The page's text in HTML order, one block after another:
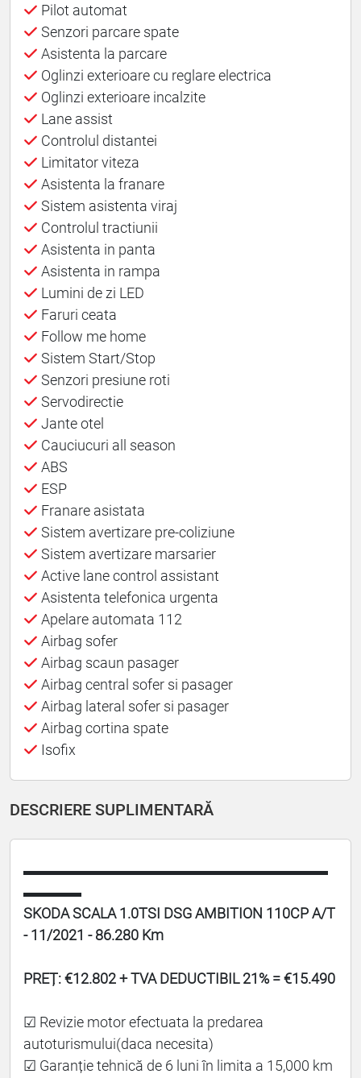
Pilot automat
Senzori parcare spate
Asistenta la parcare
Oglinzi exterioare cu reglare electrica
Oglinzi exterioare incalzite
Lane assist
Controlul distantei
Limitator viteza
Asistenta la franare
Sistem asistenta viraj
Controlul tractiunii
Asistenta in panta
Asistenta in rampa
Lumini de zi LED
Faruri ceata
Follow me home
Sistem Start/Stop
Senzori presiune roti
Servodirectie
Jante otel
Cauciucuri all season
ABS
ESP
Franare asistata
Sistem avertizare pre-coliziune
Sistem avertizare marsarier
Active lane control assistant
Asistenta telefonica urgenta
Apelare automata 112
Airbag sofer
Airbag scaun pasager
Airbag central sofer si pasager
Airbag lateral sofer si pasager
Airbag cortina spate
Isofix
DESCRIERE SUPLIMENTARĂ
▬▬▬▬▬▬▬▬▬▬▬▬▬▬▬▬▬▬▬▬▬
▬▬▬▬
SKODA SCALA 1.0TSI DSG AMBITION 110CP A/T
- 11/2021 - 86.280 Km
PREȚ: €12.802 + TVA DEDUCTIBIL 21% = €15.490
☑ Revizie motor efectuata la predarea
autoturismului(daca necesita)
☑ Garanție tehnică de 6 luni în limita a 15,000 km